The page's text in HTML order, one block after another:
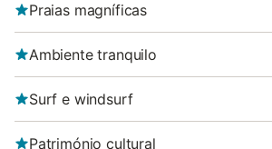
Praias magníficas
Ambiente tranquilo
Surf e windsurf
Património cultural